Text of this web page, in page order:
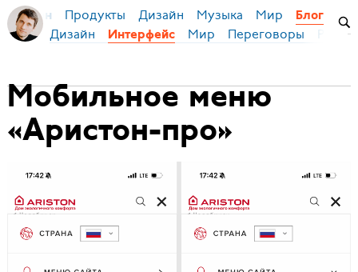
Бирман Продукты Дизайн Музыка Мир Блог
Дизайн Интерфейс Мир Переговоры
Мобильное меню
«Аристон-про»